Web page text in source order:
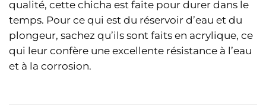
qualité, cette chicha est faite pour durer dans le
temps. Pour ce qui est du réservoir d’eau et du
plongeur, sachez qu’ils sont faits en acrylique, ce
qui leur confère une excellente résistance à l’eau
et à la corrosion.